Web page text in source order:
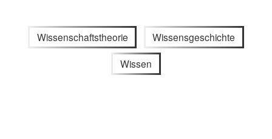
Wissenschaftstheorie Wissensgeschichte
Wissen